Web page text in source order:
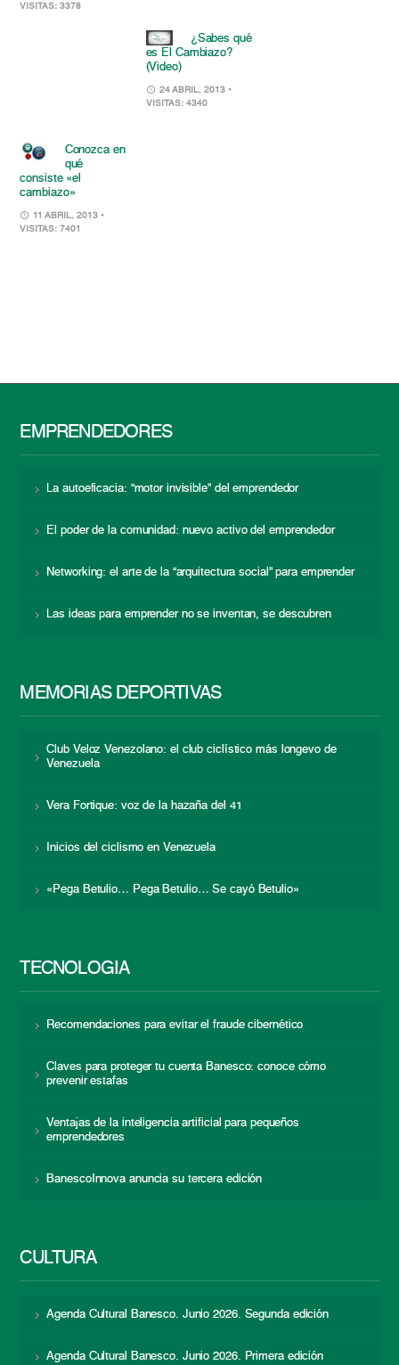
VISITAS: 3378
¿Sabes qué
es El Cambiazo?
(Video)
24 ABRIL, 2013 •
VISITAS: 4340
Conozca en
qué
consiste «el
cambiazo»
11 ABRIL, 2013 •
VISITAS: 7401
EMPRENDEDORES
La autoeficacia: “motor invisible” del emprendedor
El poder de la comunidad: nuevo activo del emprendedor
Networking: el arte de la “arquitectura social” para emprender
Las ideas para emprender no se inventan, se descubren
MEMORIAS DEPORTIVAS
Club Veloz Venezolano: el club ciclístico más longevo de
Venezuela
Vera Fortique: voz de la hazaña del 41
Inicios del ciclismo en Venezuela
«Pega Betulio… Pega Betulio… Se cayó Betulio»
TECNOLOGÍA
Recomendaciones para evitar el fraude cibernético
Claves para proteger tu cuenta Banesco: conoce cómo
prevenir estafas
Ventajas de la inteligencia artificial para pequeños
emprendedores
BanescoInnova anuncia su tercera edición
CULTURA
Agenda Cultural Banesco. Junio 2026. Segunda edición
Agenda Cultural Banesco. Junio 2026. Primera edición